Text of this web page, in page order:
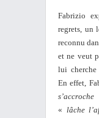
Fabrizio
regrets, un
reconnu
et ne veut
lui cherche
En effet,
s’accroche
« lâche